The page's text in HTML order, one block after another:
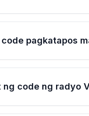
code pagkatapos
code ng radyo